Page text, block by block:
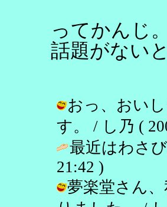
ってかんじ。
話題がない
おっ、おい
す。 / し乃 (
最近はわさ
21:42 )
夢楽堂さん